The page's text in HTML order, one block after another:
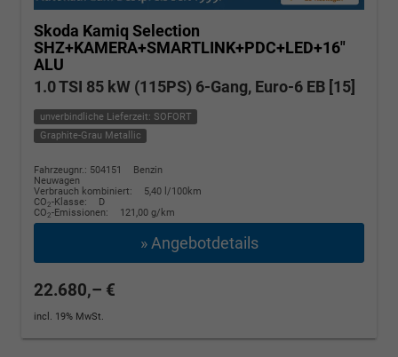
Skoda Kamiq Selection
SHZ+KAMERA+SMARTLINK+PDC+LED+16"
ALU
1.0 TSI 85 kW (115PS) 6-Gang, Euro-6 EB [15]
unverbindliche Lieferzeit: SOFORT
Graphite-Grau Metallic
Fahrzeugnr.: 504151
Benzin
Neuwagen
Verbrauch kombiniert:
5,40 l/100km
CO2-Klasse:
D
CO2-Emissionen: 121,00 g/km
» Angebotdetails
22.680,– €
incl. 19% MwSt.